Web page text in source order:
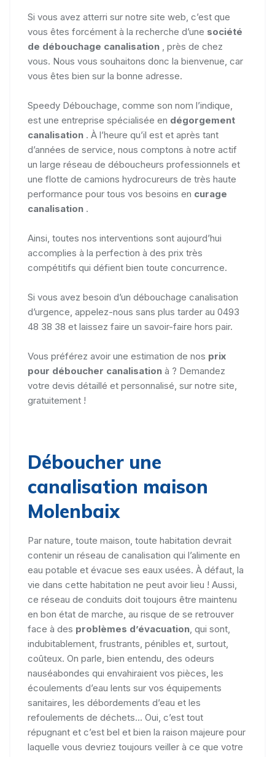
Si vous avez atterri sur notre site web, c’est que
vous êtes forcément à la recherche d’une société
de débouchage canalisation
, près de chez
vous. Nous vous souhaitons donc la bienvenue, car
vous êtes bien sur la bonne adresse.
Speedy Débouchage, comme son nom l’indique,
est une entreprise spécialisée en dégorgement
canalisation . À l’heure qu’il est et après tant
d’années de service, nous comptons à notre actif
un large réseau de déboucheurs professionnels et
une flotte de camions hydrocureurs de très haute
performance pour tous vos besoins en curage
canalisation .
Ainsi, toutes nos interventions sont aujourd’hui
accomplies à la perfection à des prix très
compétitifs qui défient bien toute concurrence.
Si vous avez besoin d’un débouchage canalisation
d’urgence, appelez-nous sans plus tarder au 0493
48 38 38 et laissez faire un savoir-faire hors pair.
Vous préférez avoir une estimation de nos prix
pour déboucher canalisation à ? Demandez
votre devis détaillé et personnalisé, sur notre site,
gratuitement !
Déboucher une
canalisation maison
Molenbaix
Par nature, toute maison, toute habitation devrait
contenir un réseau de canalisation qui l’alimente en
eau potable et évacue ses eaux usées. À défaut, la
vie dans cette habitation ne peut avoir lieu ! Aussi,
ce réseau de conduits doit toujours être maintenu
en bon état de marche, au risque de se retrouver
face à des problèmes d’évacuation , qui sont,
indubitablement, frustrants, pénibles et, surtout,
coûteux. On parle, bien entendu, des odeurs
nauséabondes qui envahiraient vos pièces, les
écoulements d’eau lents sur vos équipements
sanitaires, les débordements d’eau et les
refoulements de déchets... Oui, c’est tout
répugnant et c’est bel et bien la raison majeure pour
laquelle vous devriez toujours veiller à ce que votre